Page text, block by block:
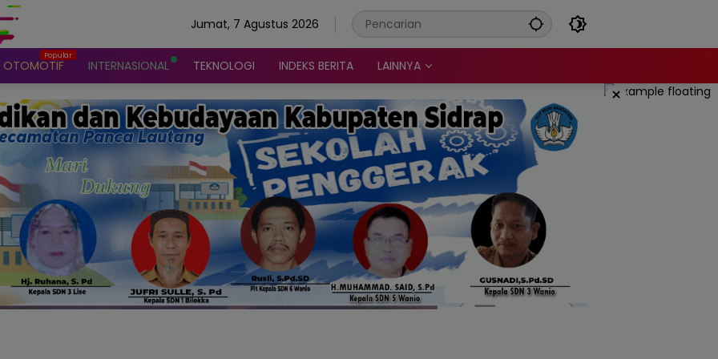
Jumat, 7 Agustus 2026
OTOMOTIF INTERNASIONAL TEKNOLOGI INDEKS BERITA LAINNYA
×